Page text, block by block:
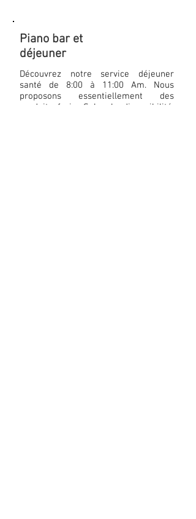
Piano bar et
déjeuner
Découvrez notre service déjeuner
santé de 8:00 à 11:00 Am. Nous
proposons essentiellement des
produits frais, Selon la disponibilité,